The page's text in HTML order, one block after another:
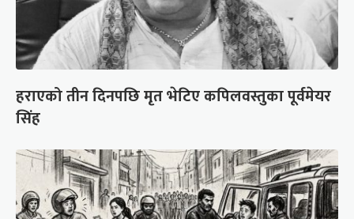
हराएको तीन दिनपछि मृत भेटिए कपिलवस्तुका पूर्वमेयर
सिंह